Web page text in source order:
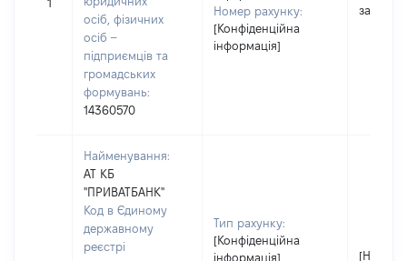
1
осіб, фізичних
осіб –
підприємців та
громадських
формувань:
14360570
Номер рахунку:
[Конфіденційна
інформація]
Найменування:
АТ КБ
"ПРИВАТБАНК"
Код в Єдиному
державному
реєстрі
Тип рахунку:
[Конфіденційна
інформація]
[Не